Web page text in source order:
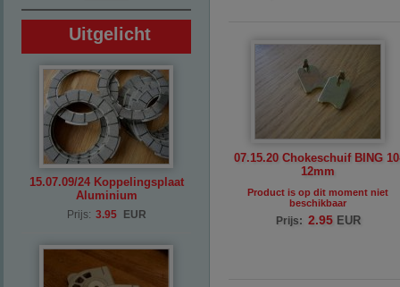
Uitgelicht
15.07.09/24 Koppelingsplaat
Aluminium
Prijs: 3.95 EUR
07.15.20 Chokeschuif BING
12mm
Product is op dit moment niet
beschikbaar
Prijs: 2.95 EUR